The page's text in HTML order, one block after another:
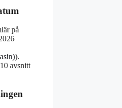
på
).
avsnitt